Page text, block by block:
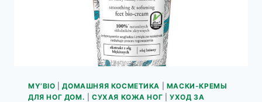
MY’BIO |ДОМАШНЯЯ КОСМЕТИКА
МАСКИ-КРЕМЫ
ДЛЯ НОГ ДОМ.
СУХАЯ КОЖА НОГ |УХОД ЗА